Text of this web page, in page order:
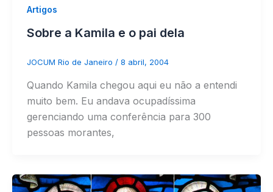
Artigos
Sobre a Kamila e o pai dela
JOCUM Rio de Janeiro / 8 abril, 2004
Quando Kamila chegou aqui eu não a entendi
muito bem. Eu andava ocupadíssima
gerenciando uma conferência para 300
pessoas morantes,